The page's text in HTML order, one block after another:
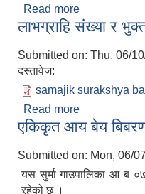
Read more
लाभग्राहि संख्या र
Submitted on: Thu, 06/
दस्तावेज:
samajik surakshya
Read more
एकिकृत आय बेय
Submitted on: Mon, 06/
यस सुर्मा गाउपालिका आ ब
रहेको छ ।